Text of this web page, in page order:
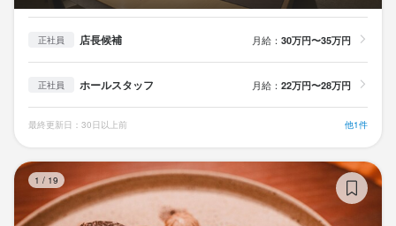
正社員 店長候補 月給： 30万円〜35万円
正社員 ホールスタッフ 月給： 22万円〜28万円
最終更新日：30日以上前 他1件
1 / 19